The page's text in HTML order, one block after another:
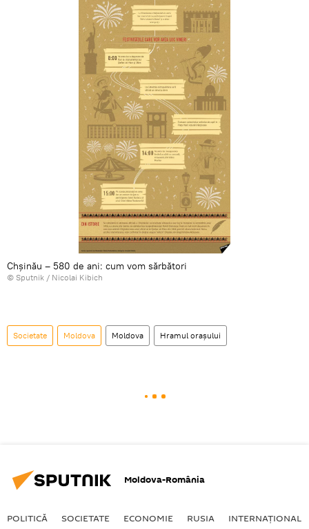
Chșinău – 580 de ani: cum vom sărbători
© Sputnik / Nicolai Kibich
Societate Moldova Moldova Hramul orașului
Moldova-România
POLITICĂ SOCIETATE ECONOMIE RUSIA INTERNAŢIONAL